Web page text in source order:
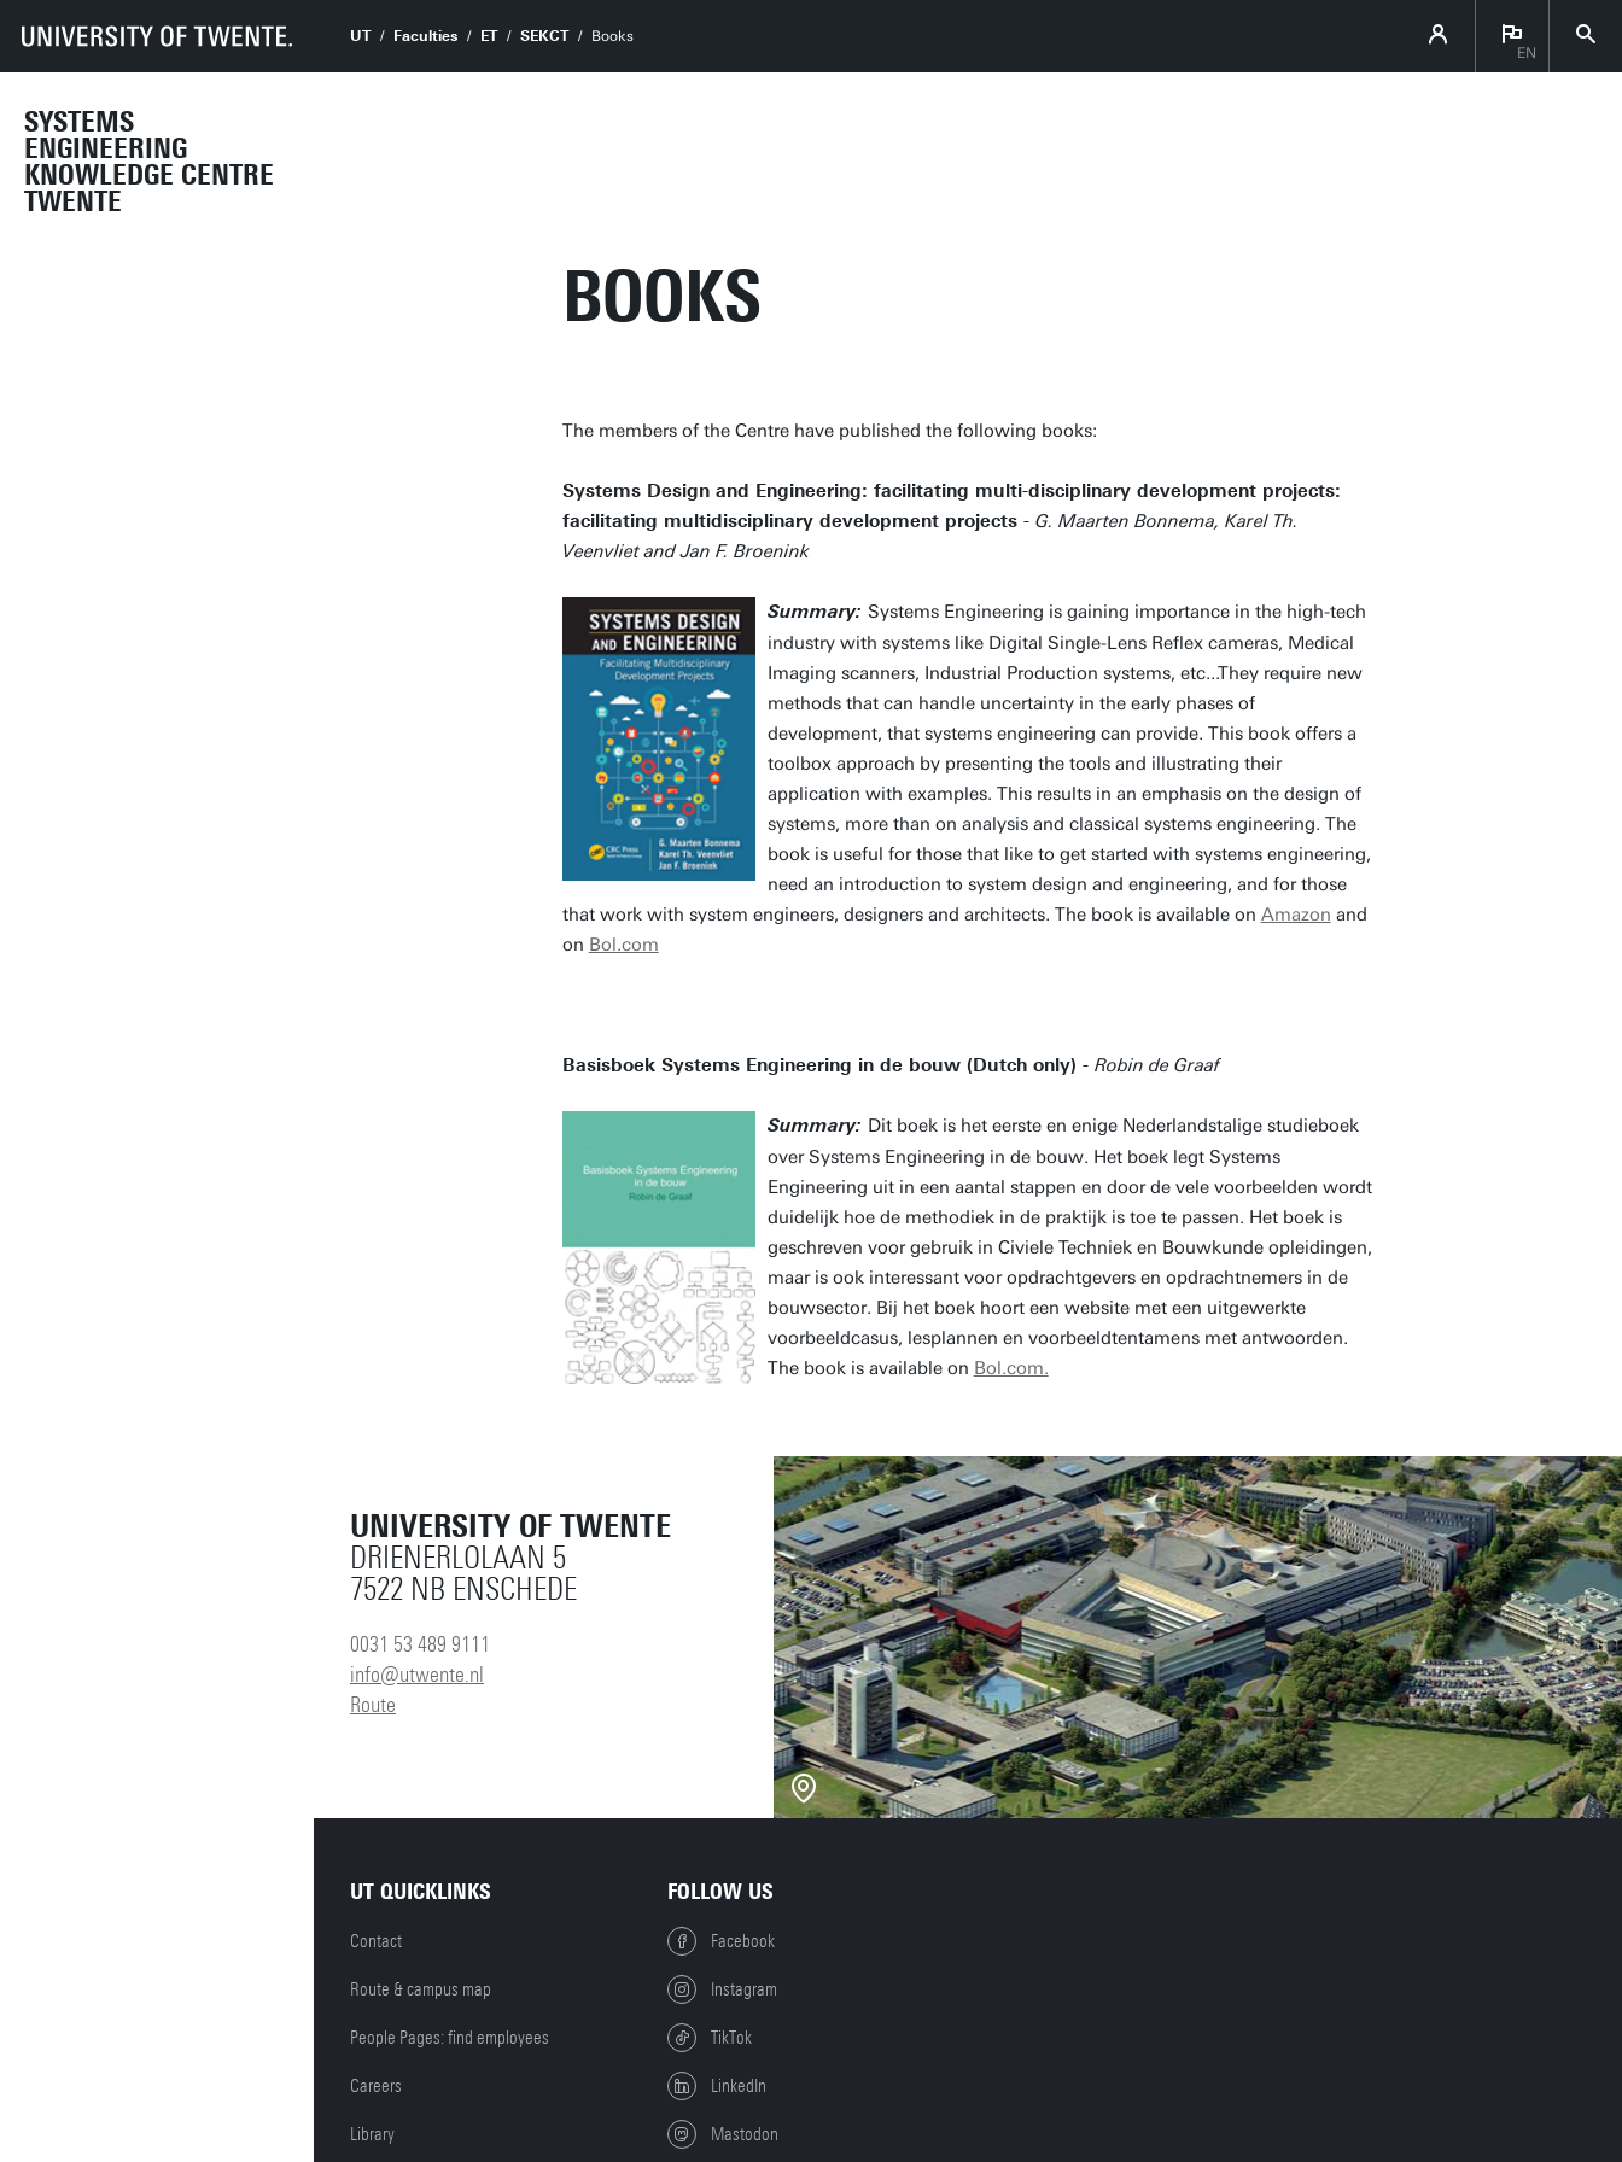
SYSTEMS
ENGINEERING
KNOWLEDGE CENTRE
TWENTE
UT Faculties ET SEKCT
Books
EN
BOOKS
The members of the Centre have published the following books:
Systems Design and Engineering: facilitating multi-disciplinary development projects:
facilitating multidisciplinary development projects - G. Maarten Bonnema, Karel Th.
Veenvliet and Jan F. Broenink
Summary: Systems Engineering is gaining importance in the high-tech
industry with systems like Digital Single-Lens Reflex cameras, Medical
Imaging scanners, Industrial Production systems, etc...They require new
methods that can handle uncertainty in the early phases of
development, that systems engineering can provide. This book offers a
toolbox approach by presenting the tools and illustrating their
application with examples. This results in an emphasis on the design of
systems, more than on analysis and classical systems engineering. The
book is useful for those that like to get started with systems engineering,
need an introduction to system design and engineering, and for those
that work with system engineers, designers and architects. The book is available on Amazon and
on Bol.com
Basisboek Systems Engineering in de bouw (Dutch only) - Robin de Graaf
Summary: Dit boek is het eerste en enige Nederlandstalige studieboek
over Systems Engineering in de bouw. Het boek legt Systems
Engineering uit in een aantal stappen en door de vele voorbeelden wordt
duidelijk hoe de methodiek in de praktijk is toe te passen. Het boek is
geschreven voor gebruik in Civiele Techniek en Bouwkunde opleidingen,
maar is ook interessant voor opdrachtgevers en opdrachtnemers in de
bouwsector. Bij het boek hoort een website met een uitgewerkte
voorbeeldcasus, lesplannen en voorbeeldtentamens met antwoorden.
The book is available on Bol.com.
UNIVERSITY OF TWENTE
DRIENERLOLAAN 5
7522 NB ENSCHEDE
0031 53 489 9111
info@utwente.nl
Route
UT QUICKLINKS
Contact
Route & campus map
People Pages: find employees
Careers
Library
FOLLOW US
Facebook
Instagram
TikTok
LinkedIn
Mastodon